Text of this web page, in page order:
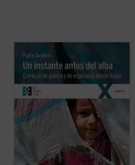
militares que ocupaban el este de la ciudad
de Alepo entregaron las armas, pasando a
ser considerada como «ciudad segura»
enfrentamientos entre el ejército y las ...
(ver ficha)